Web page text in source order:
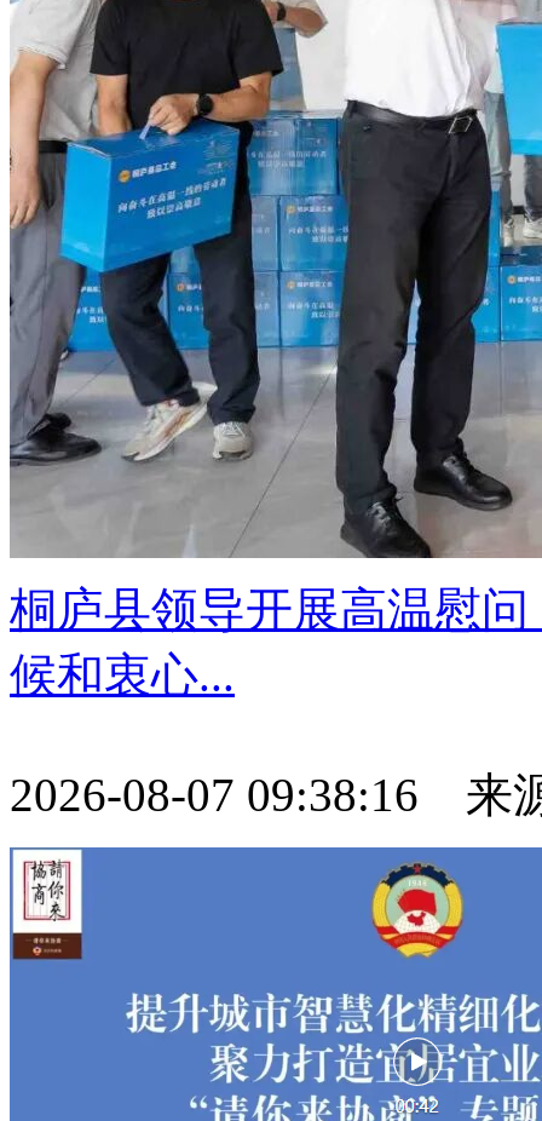
桐庐县领导开展高温慰
候和衷心...
2026-08-07 09:38:16 来